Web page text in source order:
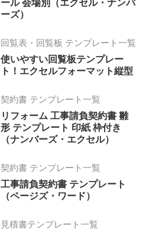
ール 会場別（エクセル・ナンバ
ーズ）
回覧表・回覧板 テンプレート一覧
使いやすい回覧板テンプレー
ト！エクセルフォーマット縦型
契約書 テンプレート一覧
リフォーム 工事請負契約書 雛
形 テンプレート 印紙 枠付き
（ナンバーズ・エクセル）
契約書 テンプレート一覧
工事請負契約書 テンプレート
（ページズ・ワード）
見積書テンプレート一覧